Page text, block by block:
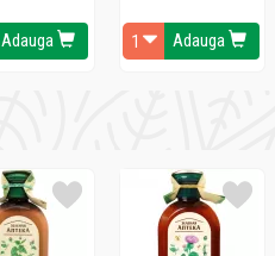
Adauga Adauga